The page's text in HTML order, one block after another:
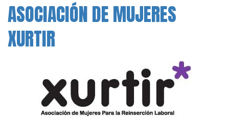
ASOCIACIÓN DE MUJERES
XURTIR